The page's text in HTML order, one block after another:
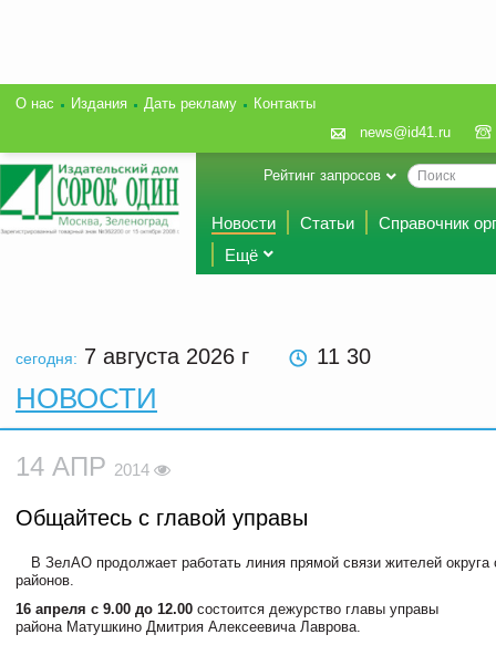
О нас Издания Дать рекламу
Контакты
news@id41.ru
Рейтинг запросов
Новости Статьи
Справочник
Ещё
сегодня: 7 августа 2026 г 11 30
НОВОСТИ
14 АПР 2014
Общайтесь с главой управы
В ЗелАО продолжает работать линия прямой связи жителей округа
районов.
16 апреля с 9.00 до 12.00 состоится дежурство главы управы
района Матушкино Дмитрия Алексеевича Лаврова.